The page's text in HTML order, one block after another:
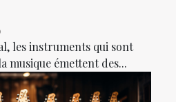
les instruments qui sont
musique émettent des...